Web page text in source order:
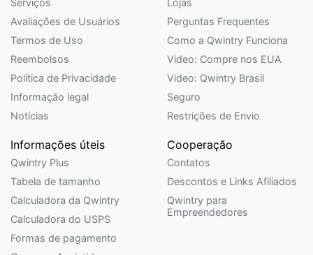
Avaliações de Usuários
Termos de Uso
Reembolsos
Política de Privacidade
Informação legal
Notícias
Perguntas Frequentes
Como a Qwintry Funciona
Video: Compre nos EUA
Video: Qwintry Brasil
Seguro
Restrições de Envio
Informações úteis
Qwintry Plus
Tabela de tamanho
Calculadora da Qwintry
Calculadora do USPS
Formas de pagamento
Cooperação
Contatos
Descontos e Links Afiliados
Qwintry para
Empreendedores